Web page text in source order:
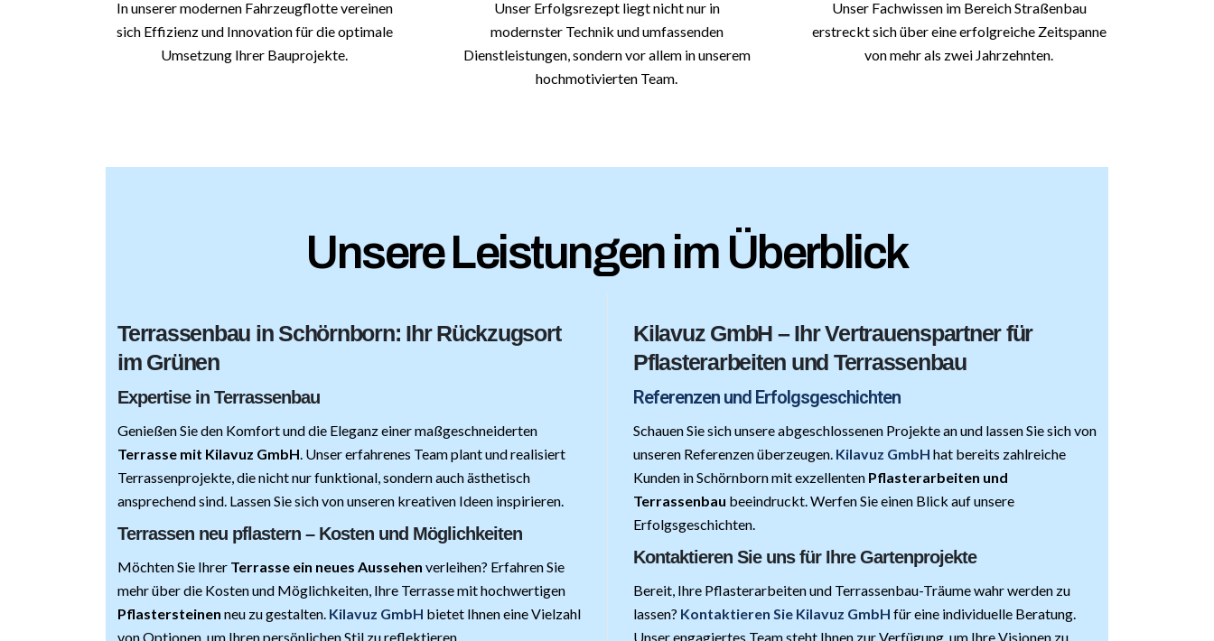
In unserer modernen Fahrzeugflotte vereinen
sich Effizienz und Innovation für die optimale
Umsetzung Ihrer Bauprojekte.
Unser Erfolgsrezept liegt nicht nur in
modernster Technik und umfassenden
Dienstleistungen, sondern vor allem in unserem
hochmotivierten Team.
Unser Fachwissen im Bereich Straßenbau
erstreckt sich über eine erfolgreiche Zeitspanne
von mehr als zwei Jahrzehnten.
Unsere Leistungen im Überblick
Terrassenbau in Schörnborn: Ihr Rückzugsort
im Grünen
Expertise in Terrassenbau
GenießenSie den Komfort und die Eleganz einer maßgeschneiderten
Terrasse mit Kilavuz GmbH. Unser erfahrenes Team plant und realisiert
Terrassenprojekte, die nicht nur funktional, sondern auch ästhetisch
ansprechend sind. Lassen Sie sich von unseren kreativen Ideen inspirieren.
Terrassen neu pflastern – Kosten und Möglichkeiten
Möchten Sie Ihrer Terrasse ein neues Aussehen verleihen? Erfahren Sie
mehr über die Kosten und Möglichkeiten, Ihre Terrasse mit hochwertigen
Pflastersteinen neu zu gestalten. Kilavuz GmbH bietet Ihnen eine Vielzahl
von Optionen, um Ihren persönlichen Stil zu reflektieren.
Kilavuz GmbH – Ihr Vertrauenspartner für
Pflasterarbeiten und Terrassenbau
Referenzen und Erfolgsgeschichten
Schauen Sie sich unsere abgeschlossenen Projekte an und lassen Sie sich von
unseren Referenzen überzeugen. Kilavuz GmbH hat bereits zahlreiche
Kunden in Schörnborn mit exzellenten Pflasterarbeiten und
Terrassenbau beeindruckt. Werfen Sie einen Blick auf unsere
Erfolgsgeschichten.
Kontaktieren Sie uns für Ihre Gartenprojekte
Bereit, Ihre Pflasterarbeiten und Terrassenbau-Träume wahr werden zu
lassen? Kontaktieren Sie Kilavuz GmbH für eine individuelle Beratung.
Unser engagiertes Team steht Ihnen zur Verfügung, um Ihre Visionen zu